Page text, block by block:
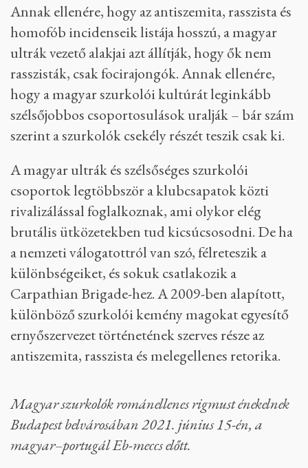
Annak ellenére, hogy az antiszemita, rasszista és
homofób incidenseik listája hosszú, a magyar
ultrák vezető alakjai azt állítják, hogy ők nem
rasszisták, csak focirajongók. Annak ellenére,
hogy a magyar szurkolói kultúrát leginkább
szélsőjobbos csoportosulások uralják – bár szám
szerint a szurkolók csekély részét teszik csak ki.
A magyar ultrák és szélsőséges szurkolói
csoportok legtöbbször a klubcsapatok közti
rivalizálással foglalkoznak, ami olykor elég
brutális ütközetekben tud kicsúcsosodni. De ha
a nemzeti válogatottról van szó, félreteszik a
különbségeiket, és sokuk csatlakozik a
Carpathian Brigade-hez. A 2009-ben alapított,
különböző szurkolói kemény magokat egyesítő
ernyőszervezet történetének szerves része az
antiszemita, rasszista és melegellenes retorika.
Magyar szurkolók románellenes rigmust énekelnek
Budapest belvárosában 2021. június 15-én, a
magyar–portugál Eb-meccs előtt.